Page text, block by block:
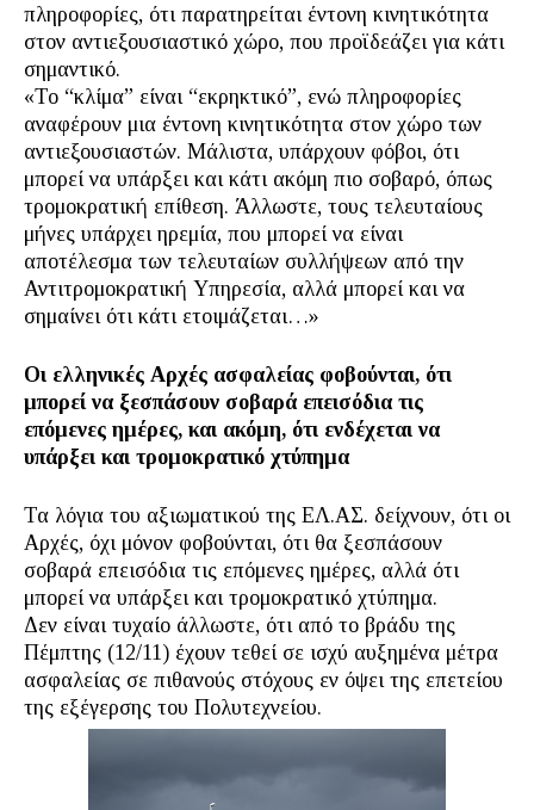
πληροφορίες, ότι παρατηρείται έντονη κινητικότητα
στον αντιεξουσιαστικό χώρο, που προϊδεάζει για κάτι
σημαντικό.
«Το “κλίμα” είναι “εκρηκτικό”, ενώ πληροφορίες
αναφέρουν μια έντονη κινητικότητα στον χώρο των
αντιεξουσιαστών. Μάλιστα, υπάρχουν φόβοι, ότι
μπορεί να υπάρξει και κάτι ακόμη πιο σοβαρό, όπως
τρομοκρατική επίθεση. Άλλωστε, τους τελευταίους
μήνες υπάρχει ηρεμία, που μπορεί να είναι
αποτέλεσμα των τελευταίων συλλήψεων από την
Αντιτρομοκρατική Υπηρεσία, αλλά μπορεί και να
σημαίνει ότι κάτι ετοιμάζεται…»
Οι ελληνικές Αρχές ασφαλείας φοβούνται, ότι
μπορεί να ξεσπάσουν σοβαρά επεισόδια τις
επόμενες ημέρες, και ακόμη, ότι ενδέχεται να
υπάρξει και τρομοκρατικό χτύπημα
Τα λόγια του αξιωματικού της ΕΛ.ΑΣ. δείχνουν, ότι οι
Αρχές, όχι μόνον φοβούνται, ότι θα ξεσπάσουν
σοβαρά επεισόδια τις επόμενες ημέρες, αλλά ότι
μπορεί να υπάρξει και τρομοκρατικό χτύπημα.
Δεν είναι τυχαίο άλλωστε, ότι από το βράδυ της
Πέμπτης (12/11) έχουν τεθεί σε ισχύ αυξημένα μέτρα
ασφαλείας σε πιθανούς στόχους εν όψει της επετείου
της εξέγερσης του Πολυτεχνείου.